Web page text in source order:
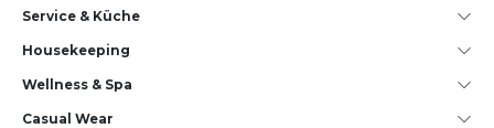
Service & Küche
House­keeping
Wellness & Spa
Casual Wear